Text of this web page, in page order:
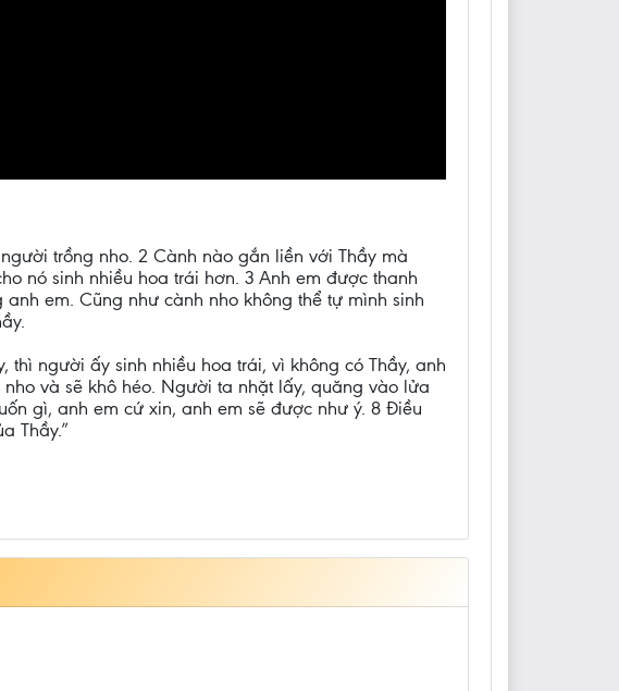
trồng nho. 2 Cành nào gắn liền với Thầy mà
nó sinh nhiều hoa trái hơn. 3 Anh em được thanh
em. Cũng như cành nho không thể tự mình sinh
người ấy sinh nhiều hoa trái, vì không có Thầy, anh
và sẽ khô héo. Người ta nhặt lấy, quăng vào lửa
gì, anh em cứ xin, anh em sẽ được như ý. 8 Điều
Thầy.”